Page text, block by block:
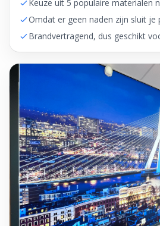
Keuze uit 5 populaire materialen
Omdat er geen naden zijn sluit je
Brandvertragend, dus geschikt